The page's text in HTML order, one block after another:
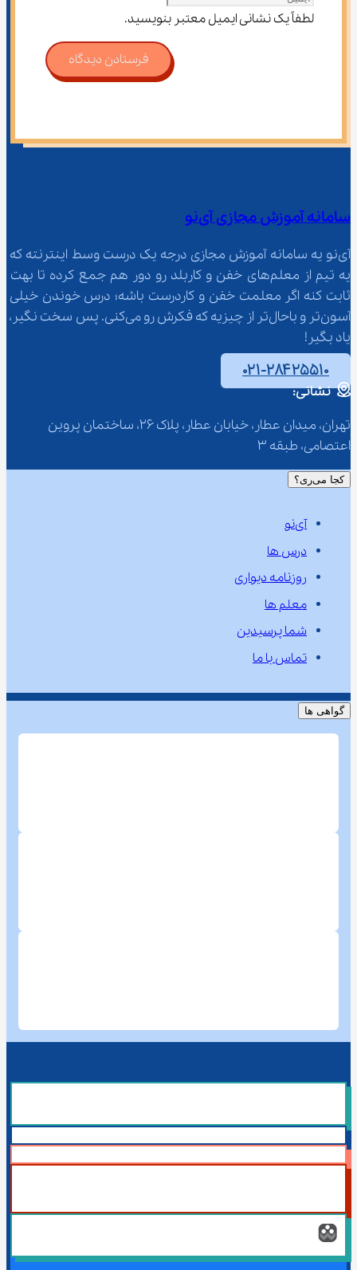
لطفاً یک نشانی ایمیل معتبر بنویسید.
فرستادن دیدگاه
سامانه آموزش مجازی آی‌نو
آی‌نو یه سامانه آموزش مجازی درجه یک درست وسط اینترنته که
یه تیم از معلم‌‌های خفن و کاربلد رو دور هم جمع کرده تا بهت
ثابت کنه اگر معلمت خفن و کاردرست باشه؛ درس خوندن خیلی
آسون‌تر و باحال‌تر از چیزیه که فکرش رو می‌کنی. پس سخت نگیر،
یاد بگیر!
۰۲۱-۲۸۴۲۵۵۱۰
نشانی:
تهران، میدان عطار، خیابان عطار، پلاک 26، ساختمان پروین
اعتصامی، طبقه 3
کجا می‌ری؟
آی‌نو
درس ها
روزنامه دیواری
معلم ها
شما پرسیدین
تماس با ما
گواهی ها